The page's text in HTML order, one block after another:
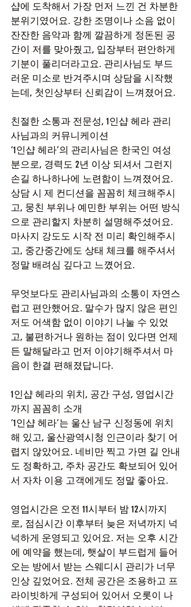
샵에 도착해서 가장 먼저 느낀 건 차분한
분위기였어요. 강한 조명이나 소음 없이
잔잔한 음악과 함께 깔끔하게 정돈된 공
간이 저를 맞아줬고, 입장부터 편안하게
기분이 풀리더라고요. 관리사님도 부드
러운 미소로 반겨주시며 상담을 시작했
는데, 첫인상부터 신뢰감이 느껴졌어요.
친절한 소통과 전문성, 1인샵 헤라 관리
사님과의 커뮤니케이션
‘1인샵 헤라’의 관리사님은 한국인 여성
분으로, 경력도 2년 이상 되셔서 그런지
손길 하나하나에 노련함이 느껴졌어요.
상담 시 제 컨디션을 꼼꼼히 체크해주시
고, 뭉친 부위나 예민한 부위는 어떤 방식
으로 관리할지 차분히 설명해주셨어요.
마사지 강도도 시작 전 미리 확인해주시
고, 중간중간에도 상태 체크를 해주셔서
정말 배려심 깊다고 느꼈어요.
무엇보다도 관리사님과의 소통이 자연스
럽고 편안했어요. 말수가 많지 않은 편인
저도 어색함 없이 이야기 나눌 수 있었
고, 불편하거나 원하는 점이 있다면 언제
든 말해달라고 먼저 이야기해주셔서 마
음이 한결 편해졌답니다.
1인샵 헤라의 위치, 공간 구성, 영업시간
까지 꼼꼼히 소개
‘1인샵 헤라’는 울산 남구 신정동에 위치
해 있고, 울산광역시청 인근이라 찾기 어
렵지 않았어요. 네비만 찍고 가면 길 안내
도 정확하고, 주차 공간도 확보되어 있어
서 자차 이용 고객에게도 정말 좋아요.
영업시간은 오전 11시부터 밤 12시까지
로, 점심시간 이후부터 늦은 저녁까지 넉
넉하게 운영되고 있어요. 저는 오후 시간
에 예약을 했는데, 햇살이 부드럽게 들어
오는 방에서 받는 스웨디시 관리가 너무
인상 깊었어요. 전체 공간은 조용하고 프
라이빗하게 구성되어 있어서 오롯이 나